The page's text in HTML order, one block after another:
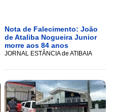
Nota de Falecimento: João
de Ataliba Nogueira Junior
morre aos 84 anos
JORNAL ESTÂNCIA de ATIBAIA